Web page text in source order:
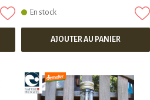
En stock
AJOUTER AU PANIER